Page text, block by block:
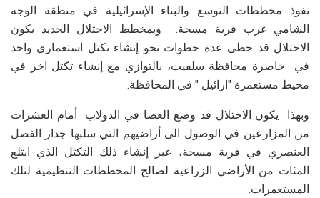
نفوذ مخططات التوسع والبناء الإسرائيلية في منطقة الوجه
الشامي غرب قرية مسحة. وبمخطط الاحتلال الجديد يكون
الاحتلال قد خطى عدة خطوات نحو إنشاء تكتل استعماري واحد
في خاصرة محافظة سلفيت، بالتوازي مع إنشاء تكتل اخر في
محيط مستعمرة "ارائيل " في المحافظة.
وبهذا يكون الاحتلال قد وضع العصا في الدولاب أمام العشرات
من المزارعين في الوصول الى أراضيهم التي سلبها جدار الفصل
العنصري في قرية مسحة، عبر إنشاء ذلك التكتل الذي ابتلع
المئات من الأراضي الزراعية لصالح المخططات التنظيمية لتلك
المستعمرات.